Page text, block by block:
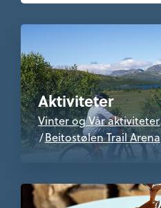
Aktiviteter
Vinter og Vår aktiviteter
Beitostølen Trail Arena